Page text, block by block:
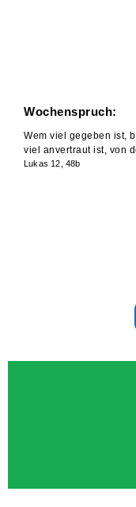
Wochenspruch:
Wem viel gegeben ist,
viel anvertraut ist, von
Lukas 12, 48b